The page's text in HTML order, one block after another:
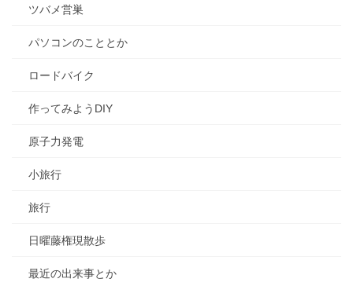
ツバメ営巣
パソコンのこととか
ロードバイク
作ってみようDIY
原子力発電
小旅行
旅行
日曜藤権現散歩
最近の出来事とか